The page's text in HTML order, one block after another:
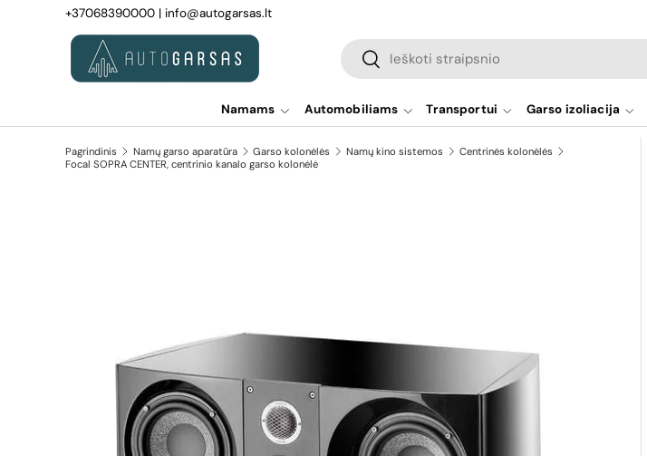
Pereiti prie turinio
+37068390000 | info@autogarsas.lt
Paieška
Paieška
Namams Automobiliams Transportui Garso izoliacija
Pagrindinis Namų garso aparatūra Garso kolonėlės Namų kino sistemos
Centrinės kolonėlės
Focal SOPRA CENTER, centrinio kanalo garso kolonėlė